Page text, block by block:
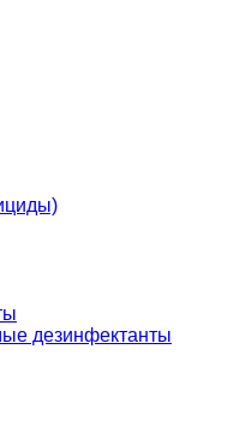
дезинфектанты